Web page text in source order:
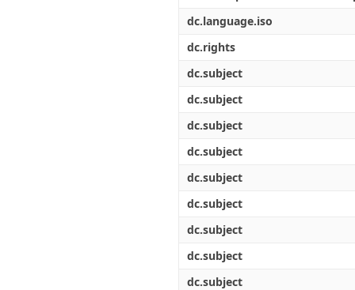
dc.language.iso
dc.rights
dc.subject
dc.subject
dc.subject
dc.subject
dc.subject
dc.subject
dc.subject
dc.subject
dc.subject